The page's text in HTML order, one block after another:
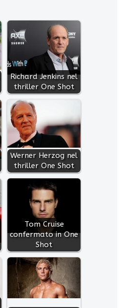
Richard Jenkins nel
thriller One Shot
Werner Herzog nel
thriller One Shot
Tom Cruise
confermato in One
Shot